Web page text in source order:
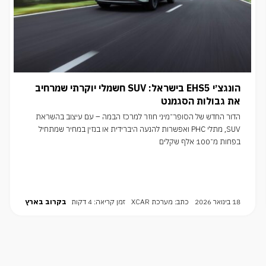
הונגצ׳י EHS5 בישראל: SUV חשמלי יוקרתי שמרחיב
את גבולות הסגמנט
הדור החדש של הסופר־מיני חוזר למרכז הבמה – עם עיצוב בהשראת
SUV, מתלי PHC ואפשרות להנעה היברידית או בנזין במחיר שמתחיל
בפחות מ־100 אלף שקלים
18 בינואר 2026 כתב: מערכת XCAR זמן קריאה: 4 דקות בקרוב בארץ